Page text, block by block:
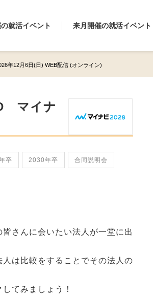
就活イベント 来月開催の就活イベント
年12月6日(日) WEB配信 (オンライン)
マイナ
卒 2030年卒 合同説明会
さんに会いたい法人が一堂に出
は比較をすることでその法人の
てみましょう！